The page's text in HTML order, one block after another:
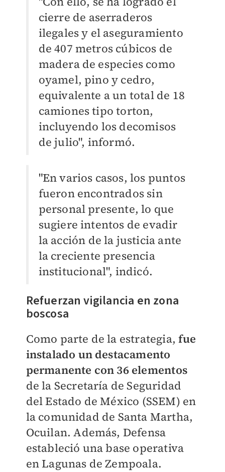
cierre de aserraderos
ilegales y el aseguramiento
de 407 metros cúbicos de
madera de especies como
oyamel, pino y cedro,
equivalente a un total de 18
camiones tipo torton,
incluyendo los decomisos
de julio", informó.
"En varios casos, los puntos
fueron encontrados sin
personal presente, lo que
sugiere intentos de evadir
la acción de la justicia ante
la creciente presencia
institucional", indicó.
Refuerzan vigilancia en zona
boscosa
Como parte de la estrategia, fue
instalado un destacamento
permanente con 36 elementos
de la Secretaría de Seguridad
del Estado de México (SSEM) en
la comunidad de Santa Martha,
Ocuilan. Además, Defensa
estableció una base operativa
en Lagunas de Zempoala.